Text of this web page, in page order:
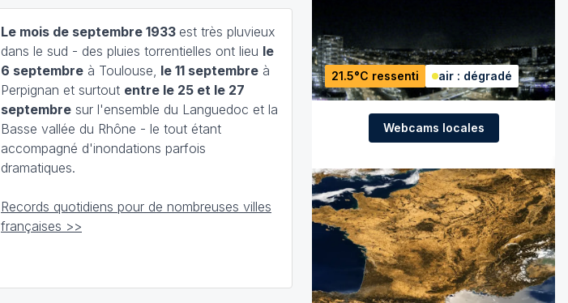
Le mois de septembre 1933 est très pluvieux
dans le sud - des pluies torrentielles ont lieu le
6 septembre à Toulouse, le 11 septembre à
Perpignan et surtout entre le 25 et le 27
septembre sur l'ensemble du Languedoc et la
Basse vallée du Rhône - le tout étant
accompagné d'inondations parfois
dramatiques.
Records quotidiens pour de nombreuses villes
françaises >>
21.5°C ressenti air : dégradé
Webcams locales